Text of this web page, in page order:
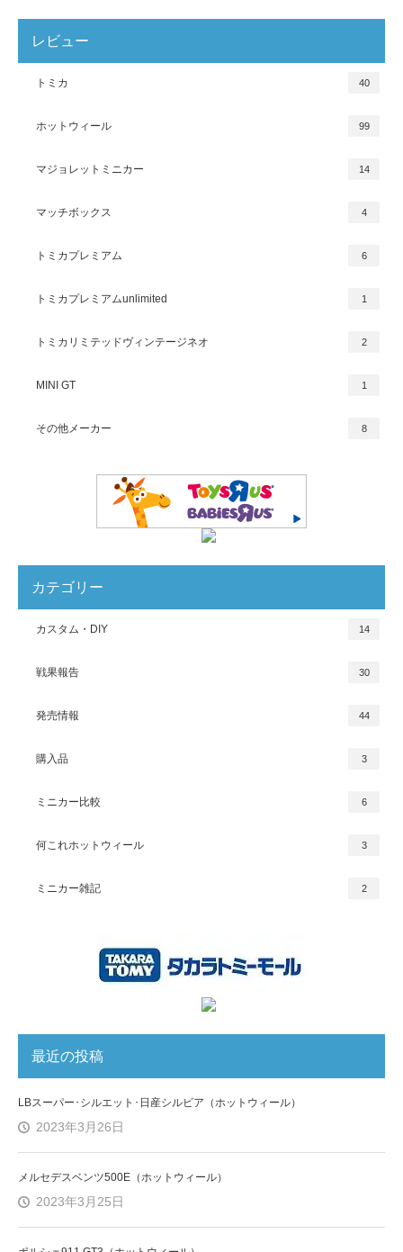
レビュー
トミカ 40
ホットウィール 99
マジョレットミニカー 14
マッチボックス 4
トミカプレミアム 6
トミカプレミアムunlimited 1
トミカリミテッドヴィンテージネオ 2
MINI GT 1
その他メーカー 8
カテゴリー
カスタム・DIY 14
戦果報告 30
発売情報 44
購入品 3
ミニカー比較 6
何これホットウィール 3
ミニカー雑記 2
最近の投稿
LBスーパー･シルエット･日産シルビア（ホットウィール）
2023年3月26日
メルセデスベンツ500E（ホットウィール）
2023年3月25日